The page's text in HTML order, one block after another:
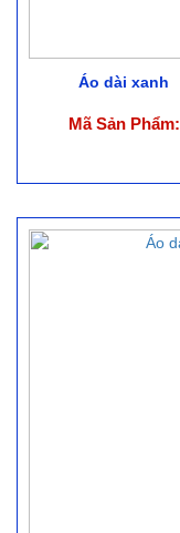
Áo dài xanh
Mã Sản Phẩm: